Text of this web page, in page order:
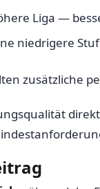
Liga —
niedrigere
zusätzliche